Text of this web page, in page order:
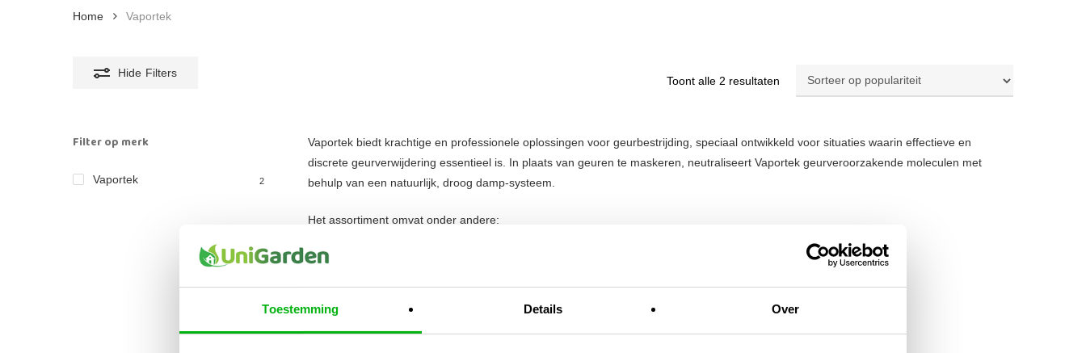
Toestemming Details Over
Home Vaportek
Hide Filters
Toont alle 2 resultaten Gesorteerd
Filter op merk
Vaportek 2
Vaportek biedt krachtige en professionele oplossingen voor geurbestrijding, speciaal ontwikkeld voor situaties waarin effectieve en
discrete geurverwijdering essentieel is. In plaats van geuren te maskeren, neutraliseert Vaportek geurveroorzakende moleculen met
behulp van een natuurlijk, droog damp-systeem.
Het assortiment omvat onder andere:
De Restorator – een compacte maar krachtige geurverwijderaar voor grotere ruimtes.
De Cartridges – navullingen met natuurlijke etherische oliën, geschikt voor langdurig gebruik.